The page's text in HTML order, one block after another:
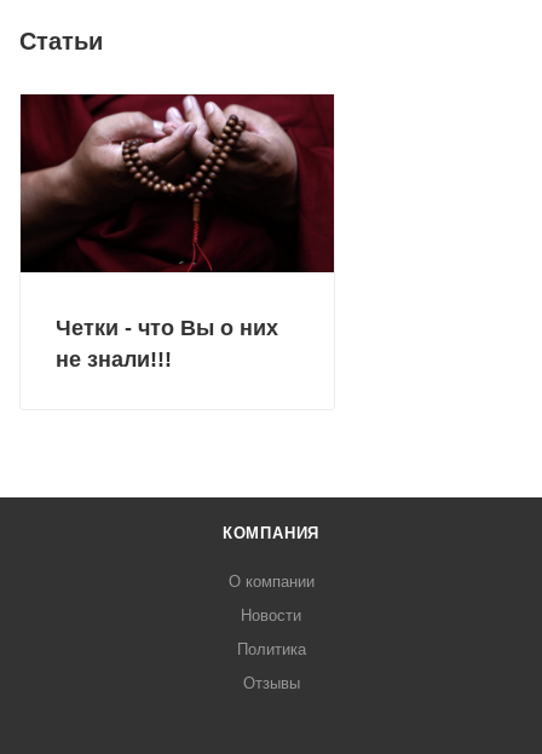
Статьи
Четки - что Вы о них
не знали!!!
КОМПАНИЯ
О компании
Новости
Политика
Отзывы